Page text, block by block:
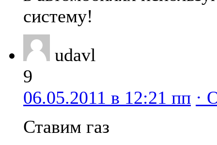
систему!
udavl
9
06.05.2011 в 12:21 пп ·
Ставим газ